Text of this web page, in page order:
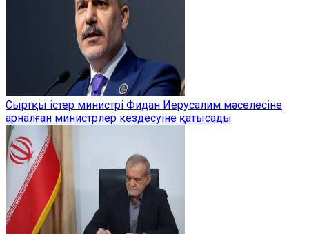
Сыртқы істер министрі Фидан Иерусалим мәселесіне
арналған министрлер кездесуіне қатысады